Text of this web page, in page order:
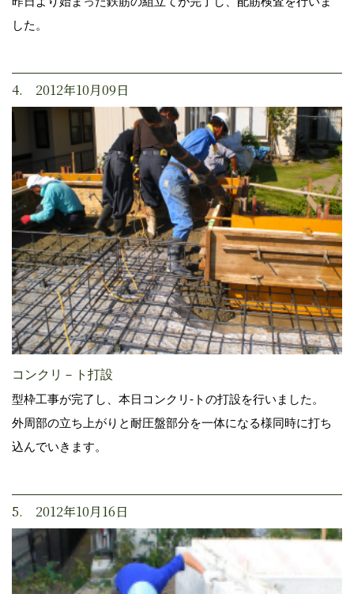
した。
4. 2012年10月09日
コンクリ－ト打設
型枠工事が完了し、本日コンクリ-トの打設を行いました。
外周部の立ち上がりと耐圧盤部分を一体になる様同時に打ち
込んでいきます。
5. 2012年10月16日